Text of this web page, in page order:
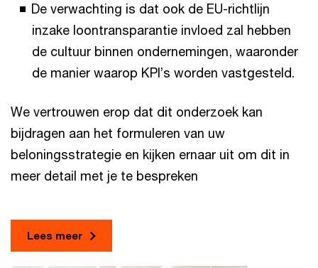
De verwachting is dat ook de EU-richtlijn
inzake loontransparantie invloed zal hebben
de cultuur binnen ondernemingen, waaronder
de manier waarop KPI’s worden vastgesteld.
We vertrouwen erop dat dit onderzoek kan
bijdragen aan het formuleren van uw
beloningsstrategie en kijken ernaar uit om dit in
meer detail met je te bespreken
Lees meer